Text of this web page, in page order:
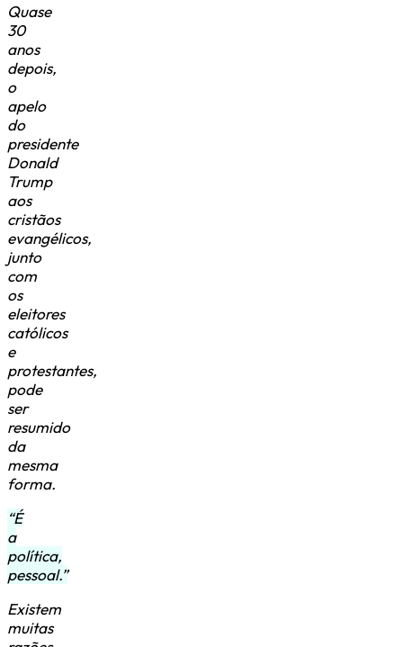
Quase
30
anos
depois,
o
apelo
do
presidente
Donald
Trump
aos
cristãos
evangélicos,
junto
com
os
eleitores
católicos
e
protestantes,
pode
ser
resumido
da
mesma
forma.
“É
a
política,
pessoal.”
Existem
muitas